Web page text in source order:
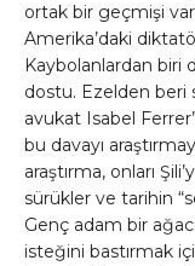
ortak bir geçmişi
Amerika’daki
Kaybolanlardan biri
dostu. Ezelden beri
avukat Isabel
bu davayı
araştırma, onları
sürükler ve tarihin
Genç adam bir
isteğini bastırmak